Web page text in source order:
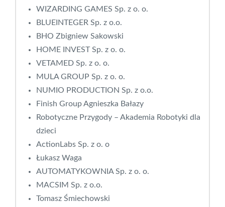
WIZARDING GAMES Sp. z o. o.
BLUEINTEGER Sp. z o.o.
BHO Zbigniew Sakowski
HOME INVEST Sp. z o. o.
VETAMED Sp. z o. o.
MULA GROUP Sp. z o. o.
NUMIO PRODUCTION Sp. z o.o.
Finish Group Agnieszka Bałazy
Robotyczne Przygody – Akademia Robotyki dla
dzieci
ActionLabs Sp. z o. o
Łukasz Waga
AUTOMATYKOWNIA Sp. z o. o.
MACSIM Sp. z o.o.
Tomasz Śmiechowski